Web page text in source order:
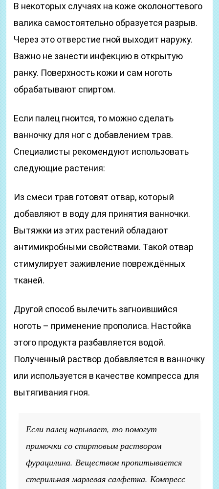
В некоторых случаях на коже околоногтевого
валика самостоятельно образуется разрыв.
Через это отверстие гной выходит наружу.
Важно не занести инфекцию в открытую
ранку. Поверхность кожи и сам ноготь
обрабатывают спиртом.
Если палец гноится, то можно сделать
ванночку для ног с добавлением трав.
Специалисты рекомендуют использовать
следующие растения:
Из смеси трав готовят отвар, который
добавляют в воду для принятия ванночки.
Вытяжки из этих растений обладают
антимикробными свойствами. Такой отвар
стимулирует заживление повреждённых
тканей.
Другой способ вылечить загноившийся
ноготь – применение прополиса. Настойка
этого продукта разбавляется водой.
Полученный раствор добавляется в ванночку
или используется в качестве компресса для
вытягивания гноя.
Если палец нарывает, то помогут
примочки со спиртовым раствором
фурацилина. Веществом пропитывается
стерильная марлевая салфетка. Компресс